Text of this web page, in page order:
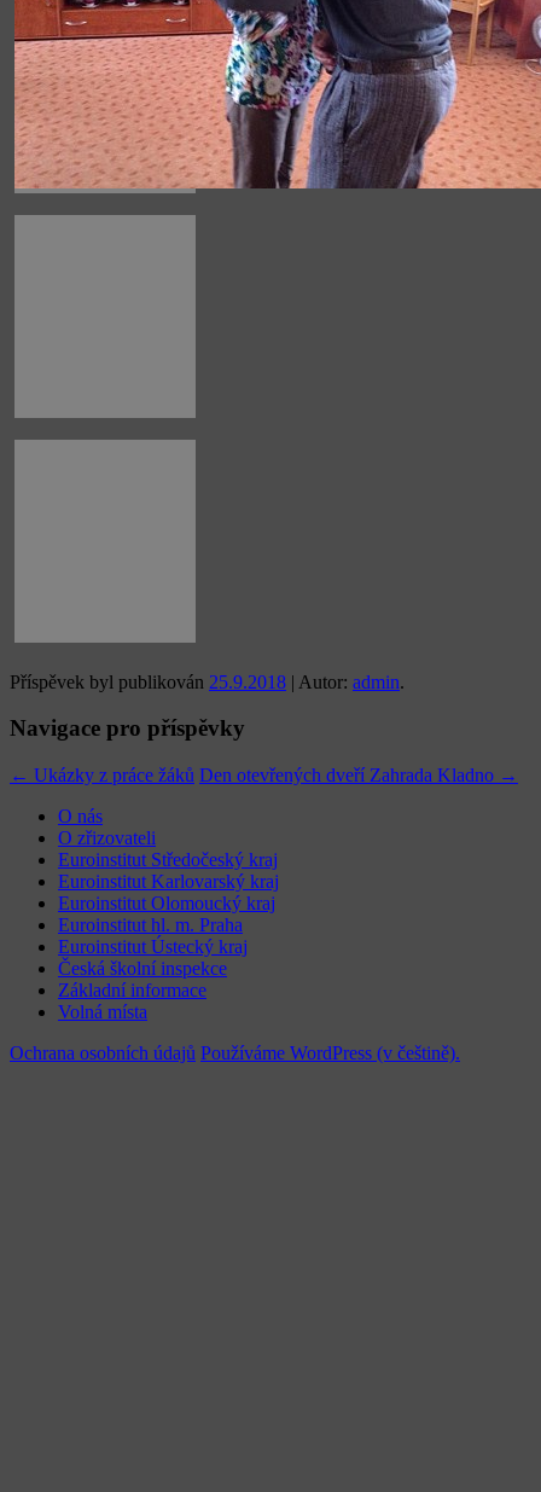
Příspěvek byl publikován 25.9.2018 | Autor: admin.
Navigace pro příspěvky
← Ukázky z práce žáků Den otevřených dveří Zahrada Kladno →
O nás
O zřizovateli
Euroinstitut Středočeský kraj
Euroinstitut Karlovarský kraj
Euroinstitut Olomoucký kraj
Euroinstitut hl. m. Praha
Euroinstitut Ústecký kraj
Česká školní inspekce
Základní informace
Volná místa
Ochrana osobních údajů Používáme WordPress (v češtině).